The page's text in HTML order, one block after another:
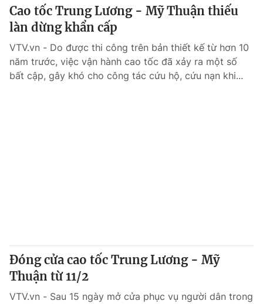
Cao tốc Trung Lương - Mỹ Thuận thiếu
làn dừng khẩn cấp
VTV.vn - Do được thi công trên bản thiết kế từ hơn 10
năm trước, việc vận hành cao tốc đã xảy ra một số
bất cập, gây khó cho công tác cứu hộ, cứu nạn khi...
Đóng cửa cao tốc Trung Lương - Mỹ
Thuận từ 11/2
VTV.vn - Sau 15 ngày mở cửa phục vụ người dân trong